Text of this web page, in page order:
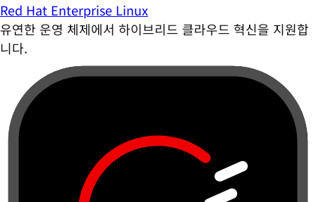
Red Hat Enterprise Linux
유연한 운영 체제에서 하이브리드 클라우드 혁신을 지원합
니다.